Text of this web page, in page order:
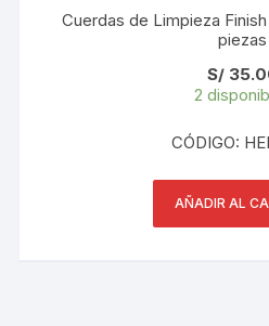
Cuerdas de Limpieza
piezas
S/
2
CÓDIGO:
AÑADIR AL